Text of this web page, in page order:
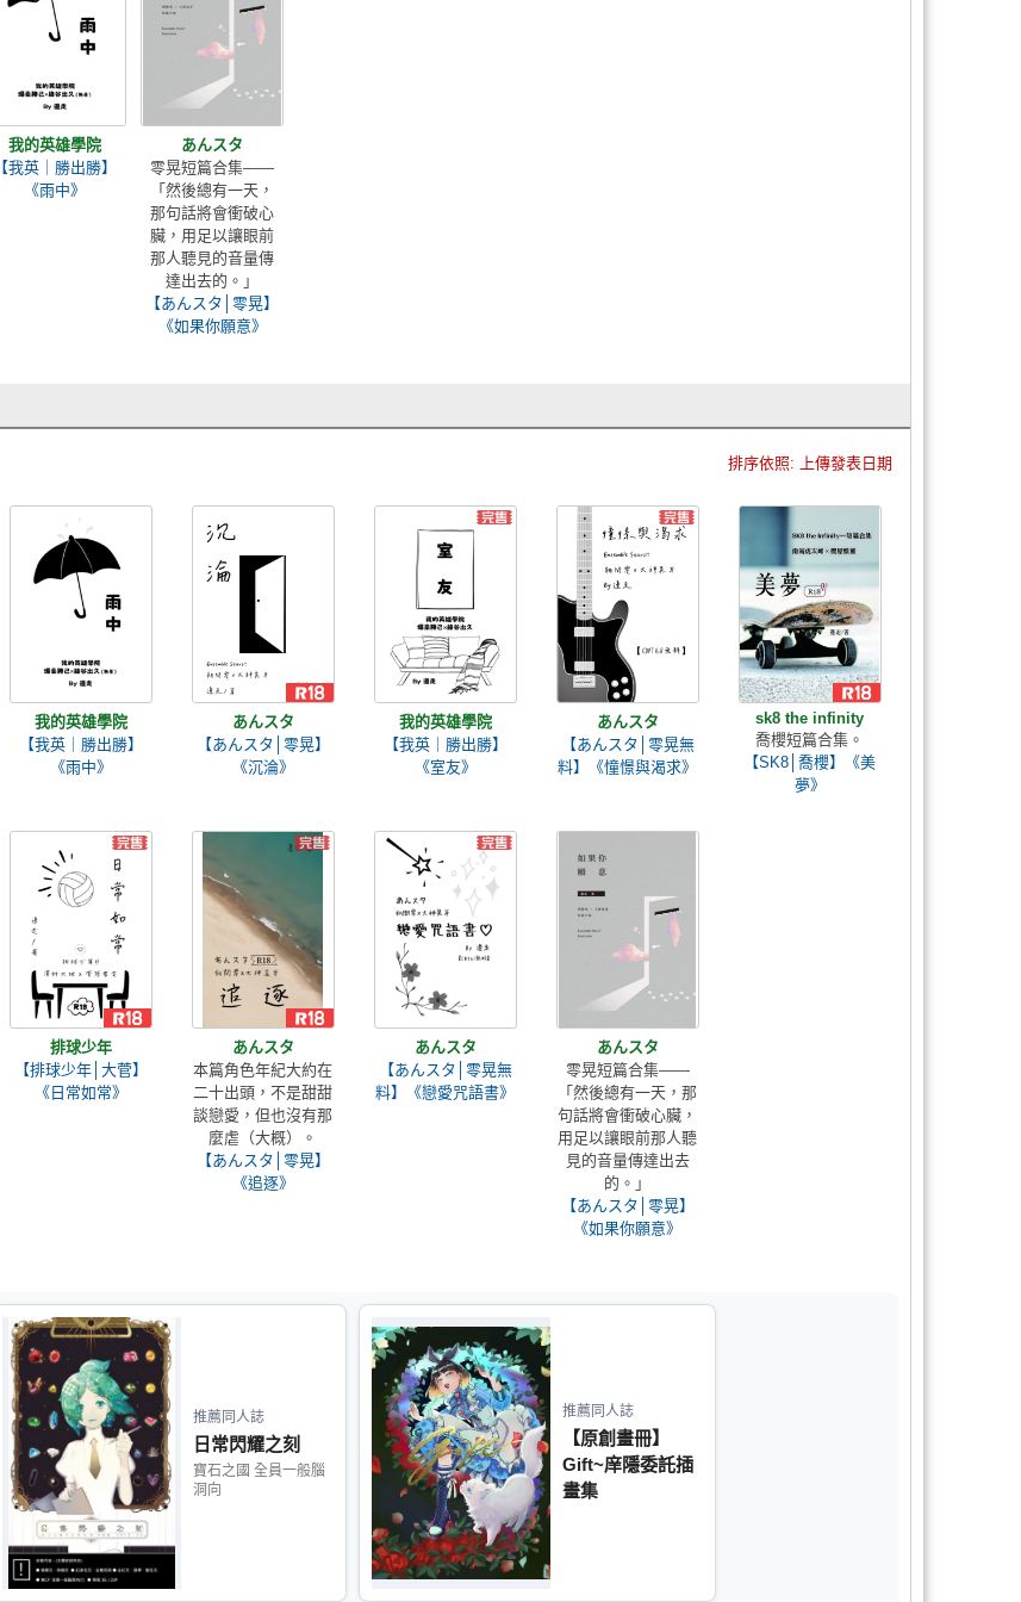
我的英雄學院
【我英｜勝出勝】
《雨中》
あんスタ
零晃短篇合集——
「然後總有一天，
那句話將會衝破心
臟，用足以讓眼前
那人聽見的音量傳
達出去的。」
【あんスタ│零晃】
《如果你願意》
排序依照: 上傳發表日期
我的英雄學院
【我英｜勝出勝】
《雨中》
あんスタ
【あんスタ│零晃】
《沉淪》
我的英雄學院
【我英｜勝出勝】
《室友》
あんスタ
【あんスタ│零晃無
料】《憧憬與渴求》
sk8 the infinity
喬櫻短篇合集。
【SK8│喬櫻】《美
夢》
排球少年
【排球少年│大菅】
《日常如常》
あんスタ
本篇角色年紀大約在
二十出頭，不是甜甜
談戀愛，但也沒有那
麼虐（大概）。
【あんスタ│零晃】
《追逐》
あんスタ
【あんスタ│零晃無
料】《戀愛咒語書》
あんスタ
零晃短篇合集——
「然後總有一天，那
句話將會衝破心臟，
用足以讓眼前那人聽
見的音量傳達出去
的。」
【あんスタ│零晃】
《如果你願意》
推薦同人誌
日常閃耀之刻
寶石之國 全員一般腦
洞向
推薦同人誌
【原創畫冊】
Gift~庠隱委託插
畫集